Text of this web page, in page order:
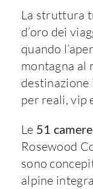
La struttura
d’oro dei
quando
montagna al
per reali, vip
Le 51
Rosewood
sono
alpine